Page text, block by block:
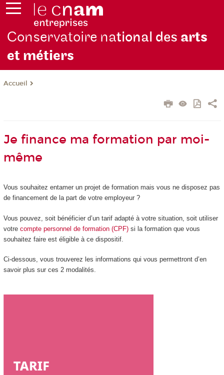
Conservatoire national des arts
et métiers
Accueil
Je finance ma formation par moi-
même
Vous souhaitez entamer un projet de formation mais vous ne disposez pas
de financement de la part de votre employeur ?
Vous pouvez, soit bénéficier d’un tarif adapté à votre situation, soit utiliser
votre compte personnel de formation (CPF)si la formation que vous
souhaitez faire est éligible à ce dispositif.
Ci-dessous, vous trouverez les informations qui vous permettront d’en
savoir plus sur ces 2 modalités.